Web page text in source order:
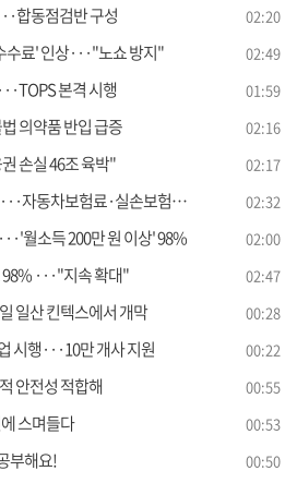
합동점검반 구성 02:20
수료' 인상···"노쇼 방지" 02:49
본격 시행 01:59
의약품 반입 급증 02:16
손실 46조 육박" 02:17
자동차보험료·실손보험 인하 02:32
월소득 200만 원 이상' 98% 02:00
···"지속 확대" 02:47
일산 킨텍스에서 개막 00:28
시행···10만 개사 지원 00:22
안전성 적합해 00:55
스며들다 00:53
부해요! 00:50